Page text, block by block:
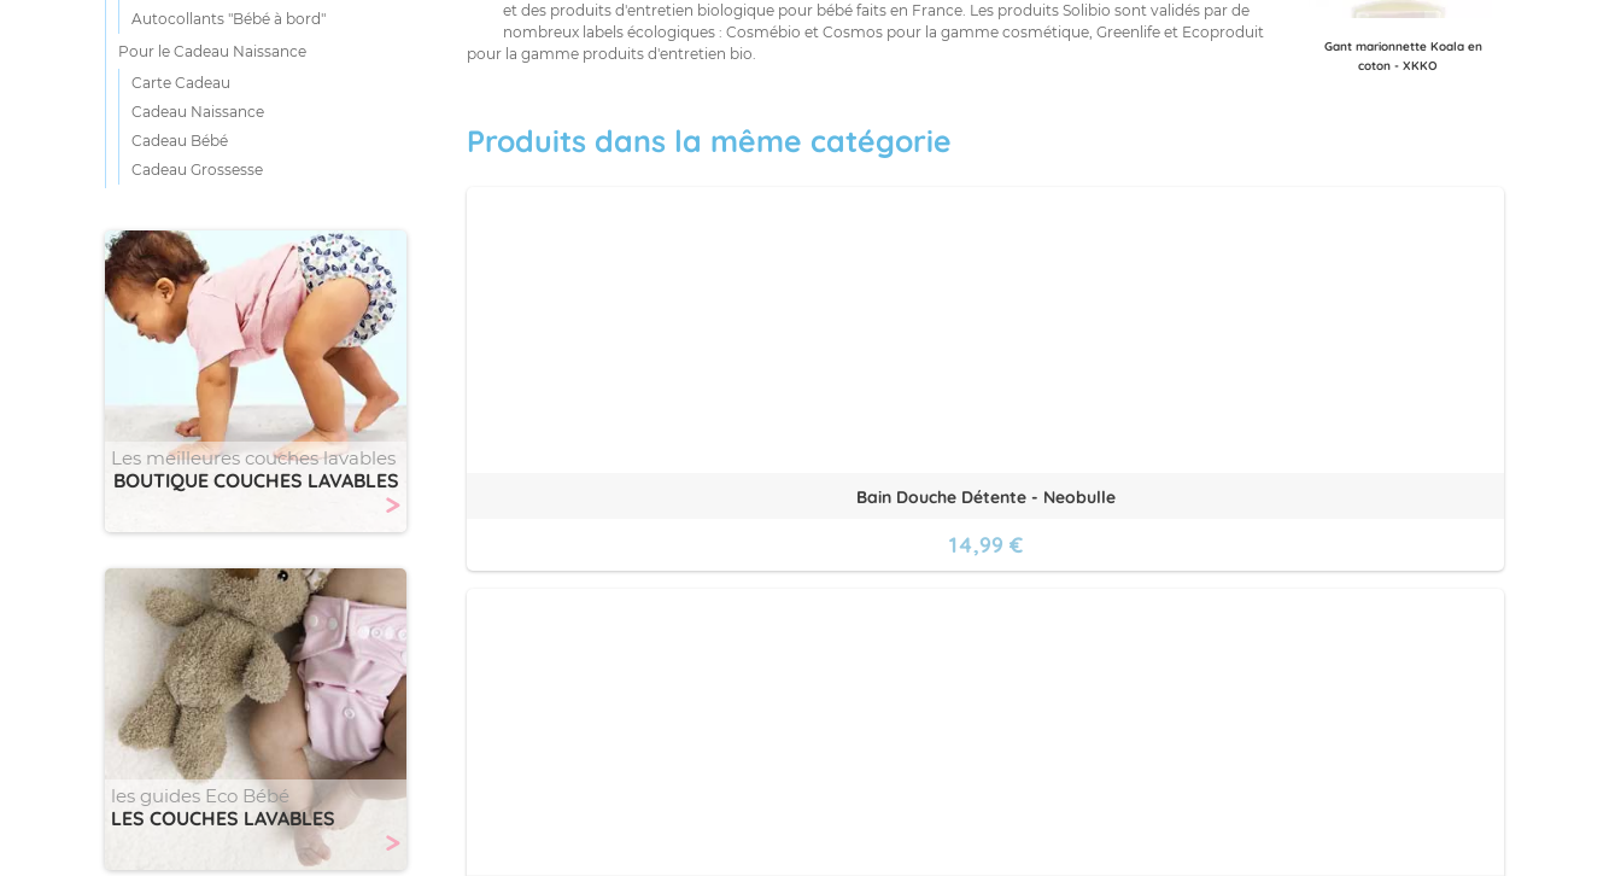
Autocollants "Bébé à bord"
Pour le Cadeau Naissance
Carte Cadeau
Cadeau Naissance
Cadeau Bébé
Cadeau Grossesse
Les meilleures couches lavables
BOUTIQUE COUCHES LAVABLES
>
les guides Eco Bébé
LES COUCHES LAVABLES
>
Gant marionnette Koala en
coton - XKKO
et des produits d'entretien biologique pour bébé faits en France. Les produits Solibio sont validés par de
nombreux labels écologiques : Cosmébio et Cosmos pour la gamme cosmétique, Greenlife et Ecoproduit
pour la gamme produits d'entretien bio.
Produits dans la même catégorie
Bain Douche Détente - Neobulle
14,99 €